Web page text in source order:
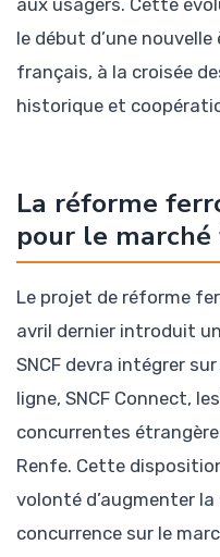
le début d’une
français, à la croisée
historique et
La réforme
pour le
Le projet de réforme
avril dernier introduit
SNCF devra intégrer
ligne, SNCF Connect,
concurrentes
Renfe. Cette
volonté d’augmenter
concurrence sur le